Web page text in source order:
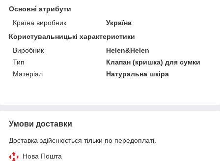
Основні атрибути
Країна виробник
Україна
Користувальницькі характеристики
Виробник
Helen&Helen
Тип
Клапан (кришка) для сумки
Матеріал
Натуральна шкіра
Умови доставки
Доставка здійснюється тільки по передоплаті.
Нова Пошта